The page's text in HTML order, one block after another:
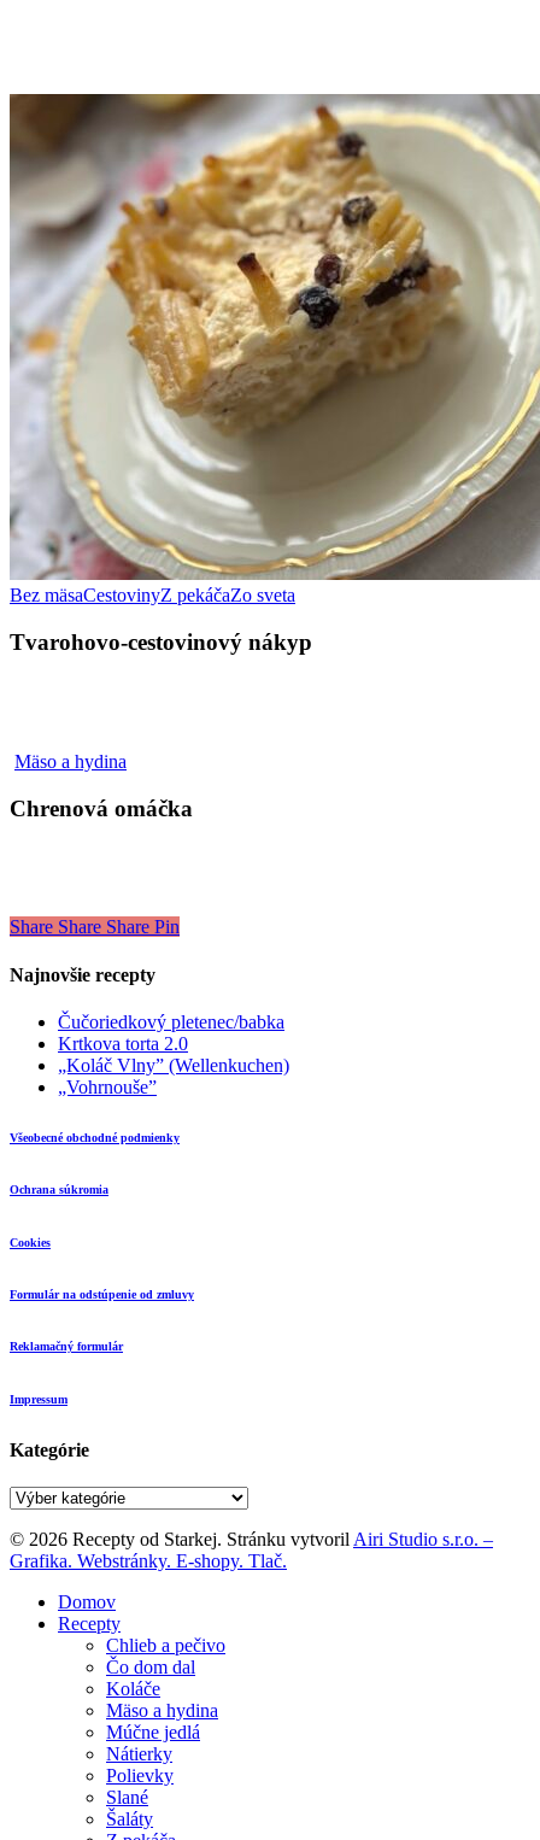
Bez mäsaCestovinyZ pekáčaZo sveta
nákyp
Tvarohovo-cestovinový nákyp
Mäso a hydina
Chrenová omáčka
Share Share Share Pin
Najnovšie recepty
Čučoriedkový pletenec/babka
Krtkova torta 2.0
„Koláč Vlny” (Wellenkuchen)
„Vohrnouše”
Všeobecné obchodné podmienky
Ochrana súkromia
Cookies
Formulár na odstúpenie od zmluvy
Reklamačný formulár
Impressum
Kategórie
Kategórie
© 2026 Recepty od Starkej. Stránku vytvoril Airi Studio s.r.o. –
Grafika. Webstránky. E-shopy. Tlač.
Close
Menu
Domov
Recepty
Chlieb a pečivo
Čo dom dal
Koláče
Mäso a hydina
Múčne jedlá
Nátierky
Polievky
Slané
Šaláty